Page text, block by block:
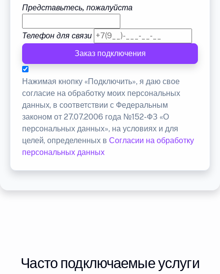
Представьтесь, пожалуйста
Телефон для связи
Заказ подключения
Нажимая кнопку «Подключить», я даю свое
согласие на обработку моих персональных
данных, в соответствии с Федеральным
законом от 27.07.2006 года №152-ФЗ «О
персональных данных», на условиях и для
целей, определенных в Согласии на обработку
персональных данных
Часто подключаемые услуги